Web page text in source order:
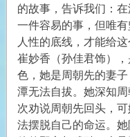
的故事，告诉我们：
一件容易的事，但唯
人性的底线，才能给
崔妙香（孙佳君饰）
色，她是周朝先的妻
潭无法自拔。她深知
次劝说周朝先回头，
法摆脱自己的命运。